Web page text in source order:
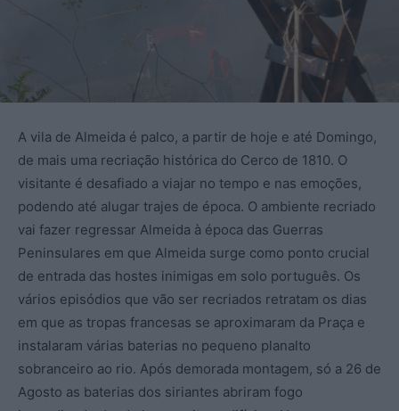
A vila de Almeida é palco, a partir de hoje e até Domingo,
de mais uma recriação histórica do Cerco de 1810. O
visitante é desafiado a viajar no tempo e nas emoções,
podendo até alugar trajes de época. O ambiente recriado
vai fazer regressar Almeida à época das Guerras
Peninsulares em que Almeida surge como ponto crucial
de entrada das hostes inimigas em solo português. Os
vários episódios que vão ser recriados retratam os dias
em que as tropas francesas se aproximaram da Praça e
instalaram várias baterias no pequeno planalto
sobranceiro ao rio. Após demorada montagem, só a 26 de
Agosto as baterias dos siriantes abriram fogo